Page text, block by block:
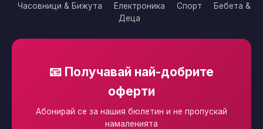
Часовници & Бижута
Електроника Спорт
Бебета &
Деца
📧 Получавай най-добрите
оферти
Абонирай се за нашия бюлетин и не пропускай
намаленията